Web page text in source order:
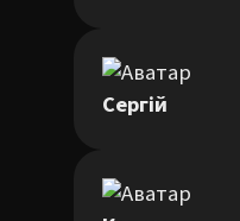
Сергій